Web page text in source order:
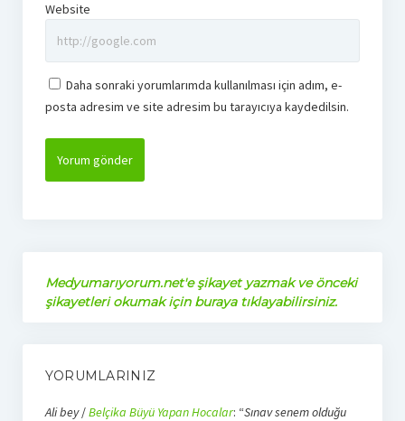
Website
Daha sonraki yorumlarımda kullanılması için adım, e-
posta adresim ve site adresim bu tarayıcıya kaydedilsin.
Medyumarıyorum.net'e şikayet yazmak ve önceki
şikayetleri okumak için buraya tıklayabilirsiniz.
YORUMLARINIZ
Ali bey/Belçika Büyü Yapan Hocalar: “Sınav senem olduğu